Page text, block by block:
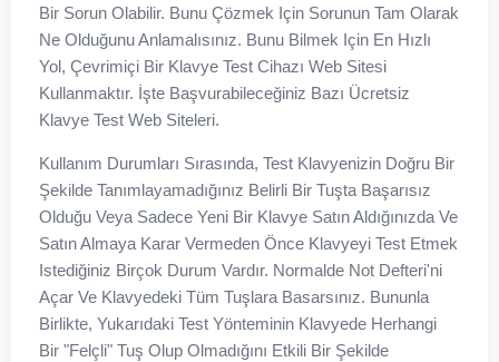
Bir Sorun Olabilir. Bunu Çözmek Için Sorunun Tam Olarak
Ne Olduğunu Anlamalısınız. Bunu Bilmek Için En Hızlı
Yol, Çevrimiçi Bir Klavye Test Cihazı Web Sitesi
Kullanmaktır. İşte Başvurabileceğiniz Bazı Ücretsiz
Klavye Test Web Siteleri.
Kullanım Durumları Sırasında, Test Klavyenizin Doğru Bir
Şekilde Tanımlayamadığınız Belirli Bir Tuşta Başarısız
Olduğu Veya Sadece Yeni Bir Klavye Satın Aldığınızda Ve
Satın Almaya Karar Vermeden Önce Klavyeyi Test Etmek
Istediğiniz Birçok Durum Vardır. Normalde Not Defteri'ni
Açar Ve Klavyedeki Tüm Tuşlara Basarsınız. Bununla
Birlikte, Yukarıdaki Test Yönteminin Klavyede Herhangi
Bir "felçli" Tuş Olup Olmadığını Etkili Bir Şekilde